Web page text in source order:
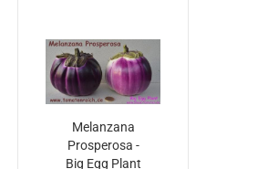
Melanzana
Prosperosa -
Big Egg Plant